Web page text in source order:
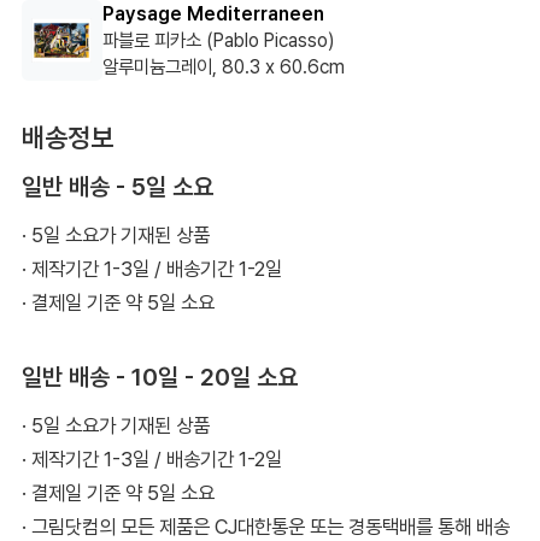
을 좋아하는 두 아들을 위해 전실 앞에 크기가 비슷한 1949
Untitled와 1957 Untitled 두개를 놓았더니 집에 오시는 분들이
Natural World Birches의 나무 그림이 분위기를 잡아주어 그것
만 따로 칭찬하는 분도 계시고요. 피카소의 Paysage
Mediterraneen은 지중해 감성을 좋아하는 제가 고른 그림인데
색감이 뚜렷하여 큰 만족감을 주었습니다. 제가 원했던 좋은 그림
을 많이 가지고 있는 그림닷컴에 경의를 표합니다.
Paysage Mediterraneen
파블로 피카소 (Pablo Picasso)
알루미늄그레이, 80.3 x 60.6cm
배송정보
일반 배송 - 5일 소요
· 5일 소요가 기재된 상품
· 제작기간 1-3일 / 배송기간 1-2일
· 결제일 기준 약 5일 소요
일반 배송 - 10일 - 20일 소요
· 5일 소요가 기재된 상품
· 제작기간 1-3일 / 배송기간 1-2일
· 결제일 기준 약 5일 소요
· 그림닷컴의 모든 제품은 CJ대한통운 또는 경동택배를 통해 배송